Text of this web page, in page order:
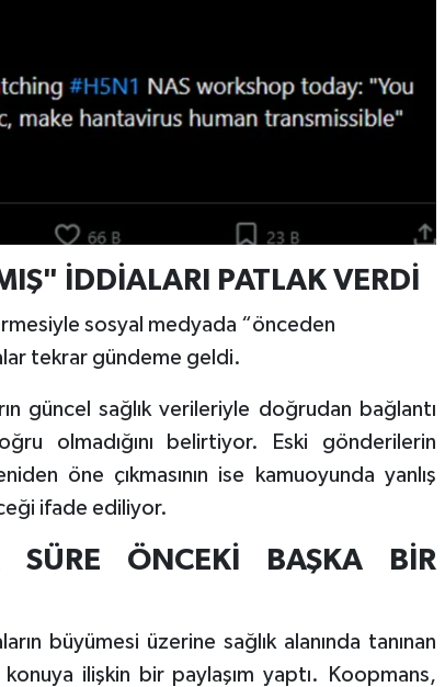
İDDİALARI PATLAK VERDİ
sosyal medyada “önceden
tekrar gündeme geldi.
güncel sağlık verileriyle doğrudan bağlantı
olmadığını belirtiyor. Eski gönderilerin
öne çıkmasının ise kamuoyunda yanlış
ifade ediliyor.
ÖNCEKİ BAŞKA BİR
büyümesi üzerine sağlık alanında tanınan
ilişkin bir paylaşım yaptı. Koopmans,